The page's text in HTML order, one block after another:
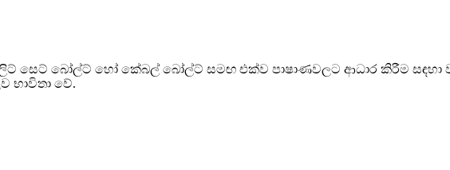
සෙට් බෝල්ට් හෝ කේබල් බෝල්ට් සමඟ එක්ව පාෂාණවලට ආධාර කිරීම සඳහා
භාවිතා වේ.